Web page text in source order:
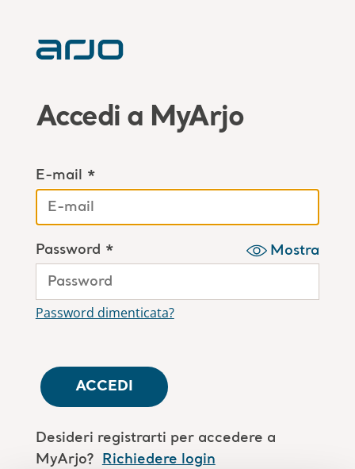
Accedi a MyArjo
E-mail *
Password * Mostra
Password dimenticata?
ACCEDI
Desideri registrarti per accedere a
MyArjo? Richiedere login